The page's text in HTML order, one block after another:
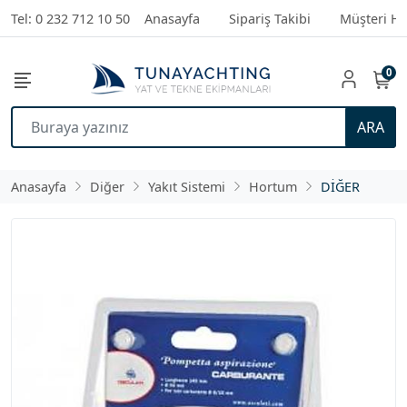
Tel: 0 232 712 10 50 Anasayfa Sipariş Takibi Müşteri
ARA
0
Anasayfa Diğer Yakıt Sistemi Hortum DİĞER